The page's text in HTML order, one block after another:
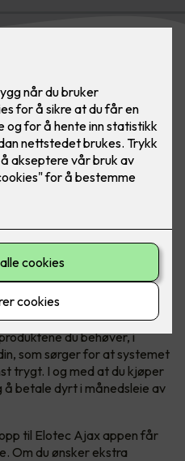
redder liv
trådløst sikkerhetssystem
blant annet innbrudd, brann
for både deg og boligen din.
du behøver, i
som sørger for at systemet
trygt. I og med at du kjøper
å betale dyrt i månedsleie av
til Elotec Ajax appen får
Om du ønsker ekstra